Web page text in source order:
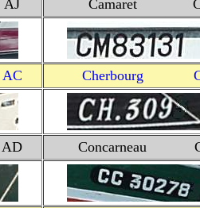
AJ Camaret
AC Cherbourg
AD Concarneau